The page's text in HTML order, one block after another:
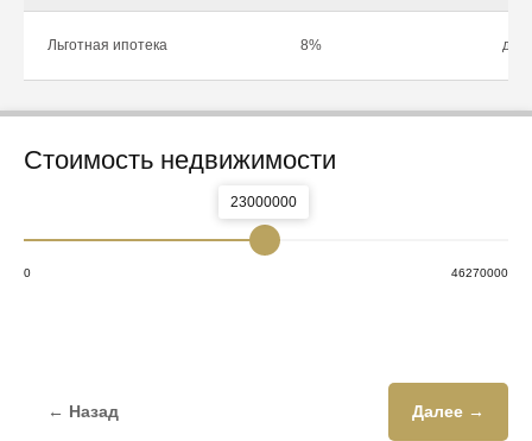
Льготная ипотека 8% до
Стоимость недвижимости
23000000
0 46270000
← Назад Далее →